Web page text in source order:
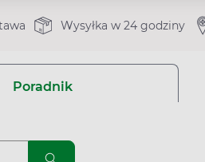
Wysyłka w 24 godziny
Poradnik